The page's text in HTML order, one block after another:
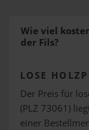
Wie viel
der Fils?
LOSE
Der Preis für
(PLZ 73061)
einer